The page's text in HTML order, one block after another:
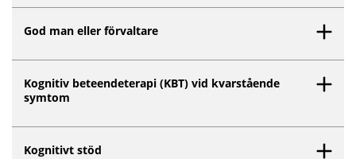
God man eller förvaltare
Kognitiv beteendeterapi (KBT) vid kvarstående
symtom
Kognitivt stöd